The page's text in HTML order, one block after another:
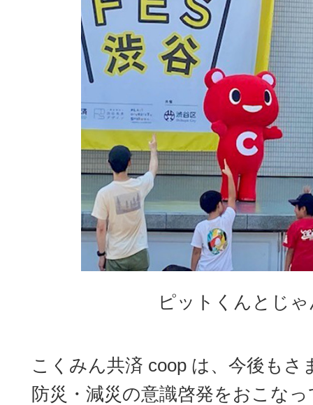
ピットくんとじ
こくみん共済 coop は、今後も
防災・減災の意識啓発をおこな